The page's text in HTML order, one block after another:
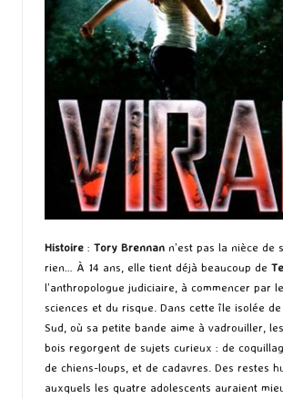
Histoire : Tory Brennan n’est pas la nièce de
rien… À 14 ans, elle tient déjà beaucoup de
l’anthropologue judiciaire, à commencer par
sciences et du risque. Dans cette île isolée
Sud, où sa petite bande aime à vadrouiller,
bois regorgent de sujets curieux : de
de chiens-loups, et de cadavres. Des restes
auxquels les quatre adolescents auraient